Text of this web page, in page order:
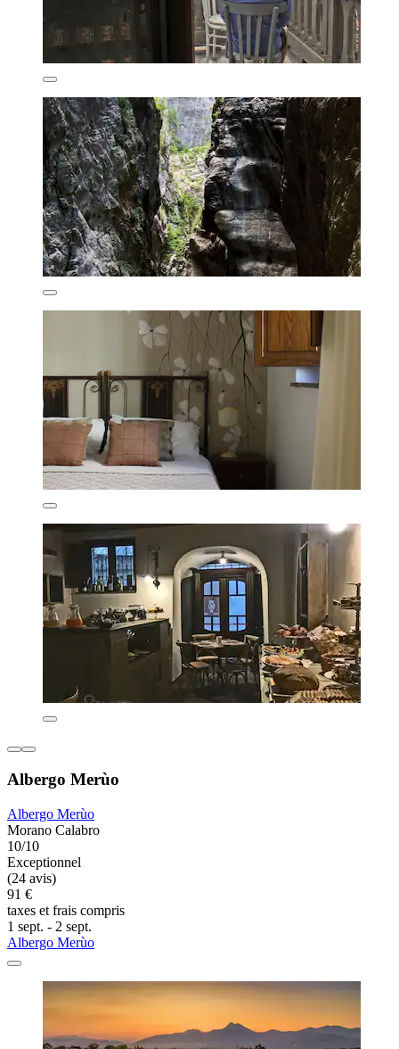
Albergo Merùo
Albergo Merùo
Morano Calabro
10/10
Exceptionnel
(24 avis)
91 €
taxes et frais compris
1 sept. - 2 sept.
Albergo Merùo